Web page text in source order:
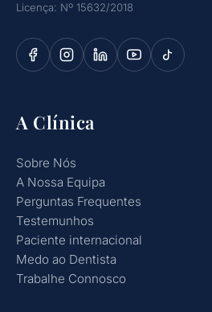
Licença: Nº 15632/2018
A Clínica
Sobre Nós
A Nossa Equipa
Perguntas Frequentes
Testemunhos
Paciente internacional
Medo ao Dentista
Trabalhe Connosco